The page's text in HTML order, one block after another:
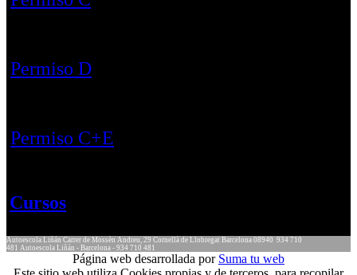
Permiso D
Permiso C+E
Cursos
Autoescola Liñán Carrer de Mossèn Andreu, 29 Cornellà de Llobregat Barcelona 08940 934 710
481 Autoescola Liñán - Barcelona - 934 710 481
Página web desarrollada por Suma tu web